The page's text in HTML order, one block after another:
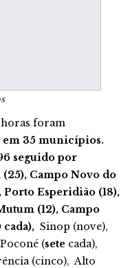
foram
em 35 municípios.
seguido por
Campo Novo do
Porto Esperidião (18),
(12), Campo
Sinop (nove),
(sete cada),
(cinco), Alto